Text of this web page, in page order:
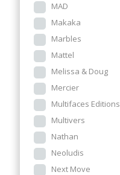
MAD
Makaka
Marbles
Mattel
Melissa & Doug
Mercier
Multifaces Editions
Multivers
Nathan
Neoludis
Next Move